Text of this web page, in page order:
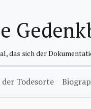
das sich der
Todesorte